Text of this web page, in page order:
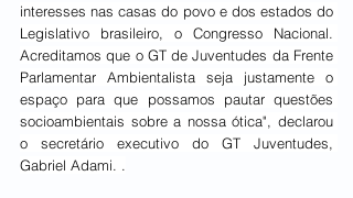
interesses nas casas do povo e dos estados do
Legislativo brasileiro, o Congresso Nacional.
Acreditamos que o GT de Juventudes da Frente
Parlamentar Ambientalista seja justamente o
espaço para que possamos pautar questões
socioambientais sobre a nossa ótica", declarou
o secretário executivo do GT Juventudes,
Gabriel Adami. .